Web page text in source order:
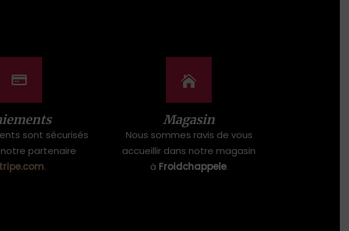
sont sécurisés
partenaire
.
Magasin
Nous sommes ravis de vous
accueillir dans notre magasin
à Froidchappele.